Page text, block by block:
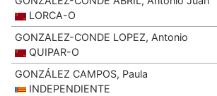
LORCA-O
GONZALEZ-CONDE LOPEZ, Antonio
QUIPAR-O
GONZÁLEZ CAMPOS, Paula
INDEPENDIENTE